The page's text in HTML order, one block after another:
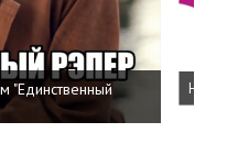
"Единственный